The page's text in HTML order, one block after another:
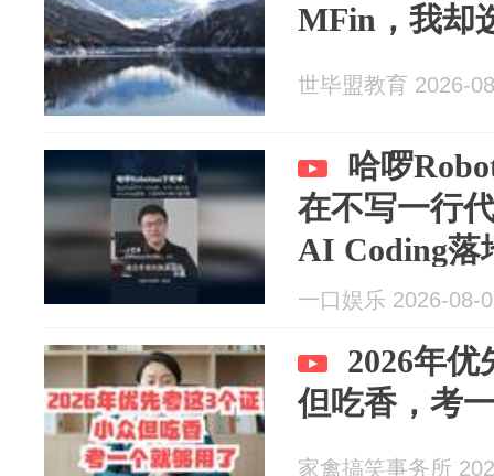
MFin，我却
世毕盟教育 2026-
哈啰
在不写一行
AI Coding落
力做方案
一口娱乐 2026-08-
2026年
但吃香，考
家禽搞笑事务所